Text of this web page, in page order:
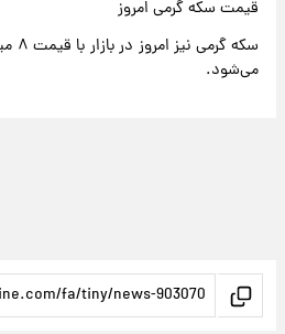
قیمت سکه گرمی امروز
می‌شود.